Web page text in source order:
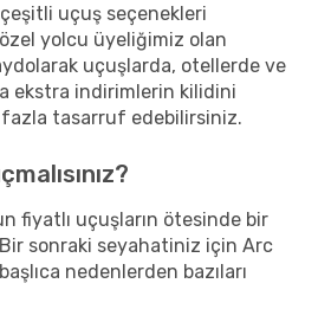
uçuş seçenekleri
yolcu üyeliğimiz olan
uçuşlarda, otellerde ve
ekstra indirimlerin kilidini
tasarruf edebilirsiniz.
fiyatlı uçuşların ötesinde bir
sonraki seyahatiniz için Arc
nedenlerden bazıları